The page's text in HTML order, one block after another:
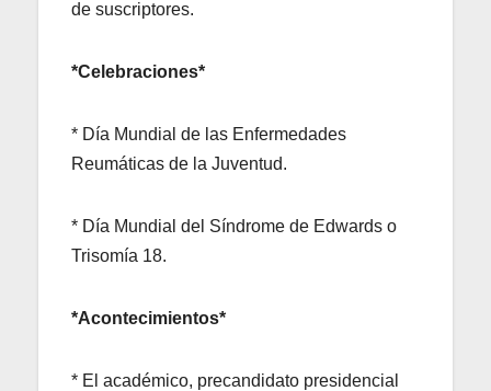
de suscriptores.
*Celebraciones*
* Día Mundial de las Enfermedades
Reumáticas de la Juventud.
* Día Mundial del Síndrome de Edwards o
Trisomía 18.
*Acontecimientos*
* El académico, precandidato presidencial